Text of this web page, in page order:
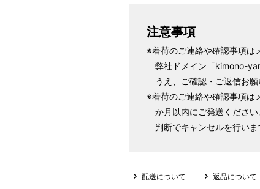
注意事項
※着荷のご連絡や確認事項は
弊社ドメイン「kimono-
うえ、ご確認・ご返信お願
※着荷のご連絡や確認事項は
か月以内にご発送くださ
判断でキャンセルを行いま
配送について 返品について